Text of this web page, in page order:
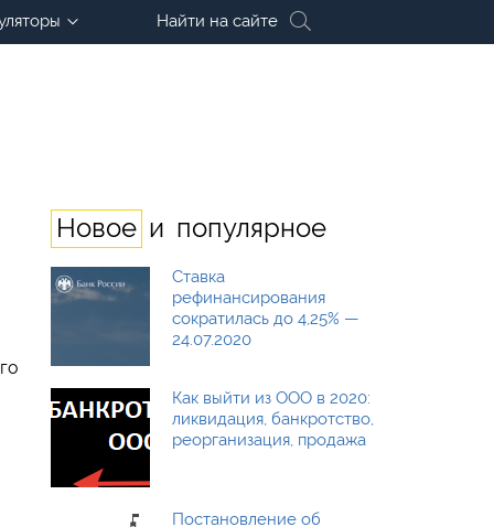
Найти на сайте
Новое и популярное
Ставка
рефинансирования
сократилась до 4,25% —
24.07.2020
Как выйти из ООО в 2020:
ликвидация, банкротство,
реорганизация, продажа
Постановление об